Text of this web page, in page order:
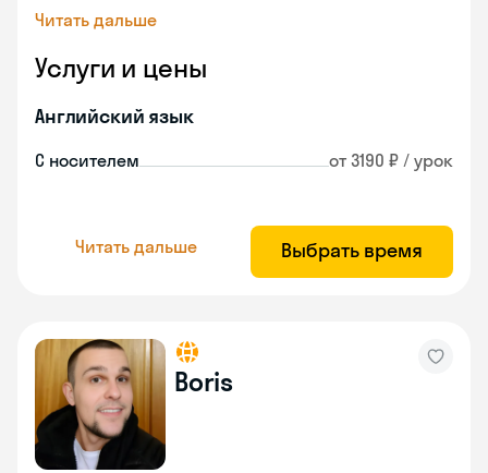
Читать дальше
Услуги и цены
Английский язык
С носителем от 3190 ₽ / урок
Читать дальше Выбрать время
Boris